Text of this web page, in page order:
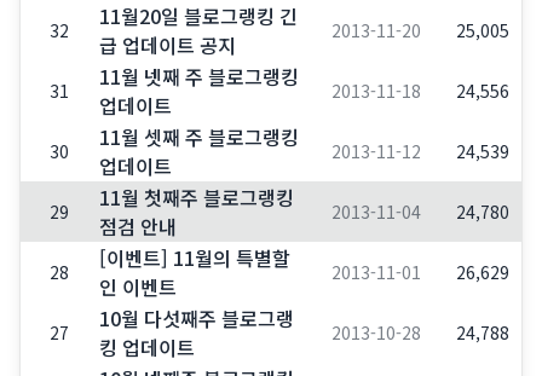
32
11월20일 블로그랭킹 긴
급 업데이트 공지
2013-11-20 25,005
31
11월 넷째 주 블로그랭킹
업데이트
2013-11-18 24,556
30
11월 셋째 주 블로그랭킹
업데이트
2013-11-12 24,539
29
11월 첫째주 블로그랭킹
점검 안내
2013-11-04 24,780
28
[이벤트] 11월의 특별할
인 이벤트
2013-11-01 26,629
27
10월 다섯째주 블로그랭
킹 업데이트
2013-10-28 24,788